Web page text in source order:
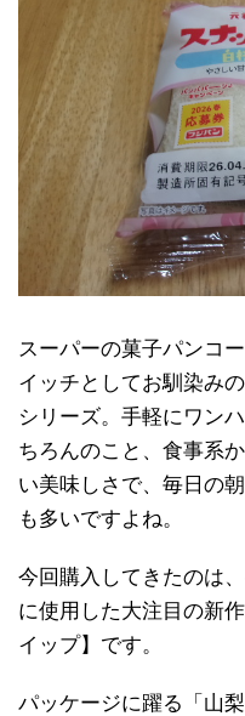
スーパーの菓子パンコ
イッチとしてお馴染み
シリーズ。手軽にワン
ちろんのこと、食事系
い美味しさで、毎日の
も多いですよね。
今回購入してきたのは
に使用した大注目の新
イップ】です。
パッケージに躍る「山